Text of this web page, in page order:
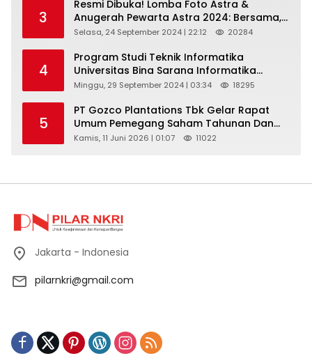
3
Resmi Dibuka! Lomba Foto Astra &
Anugerah Pewarta Astra 2024: Bersama,
Berkarya, Berkelanjutan
Selasa, 24 September 2024 | 22:12 20284
4
Program Studi Teknik Informatika
Universitas Bina Sarana Informatika
Selenggarakan Pelatihan Pemanfaatan
Pemasaran Pada Forum UMKM
Bojongbaru Kecamatan Bojong Gede
Minggu, 29 September 2024 | 03:34 18295
5
PT Gozco Plantations Tbk Gelar Rapat
Umum Pemegang Saham Tahunan Dan
Paparan Publik 2026 Di Jakarta
Kamis, 11 Juni 2026 | 01:07 11022
Jakarta - Indonesia
pilarnkri@gmail.com